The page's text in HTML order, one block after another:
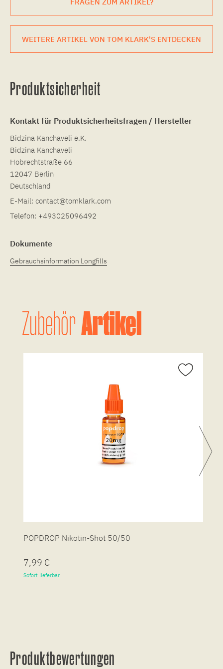
WEITERE ARTIKEL VON TOM KLARK'S ENTDECKEN
Produktsicherheit
Kontakt für Produktsicherheitsfragen / Hersteller
Bidzina Kanchaveli e.K.
Bidzina Kanchaveli
Hobrechtstraße 66
12047 Berlin
Deutschland
E-Mail: contact@tomklark.com
Telefon: +493025096492
Dokumente
Gebrauchsinformation Longfills
ZubehörArtikel
POPDROP Nikotin-Shot 50/50
7,99 €
Sofort lieferbar
Produktbewertungen